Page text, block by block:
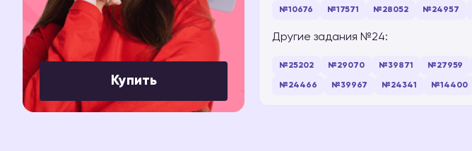
№10676 №17571 №28052 №24957
Другие задания №24:
№25202 №29070 №39871 №27959
№24466 №39967 №24341 №14400
Купить